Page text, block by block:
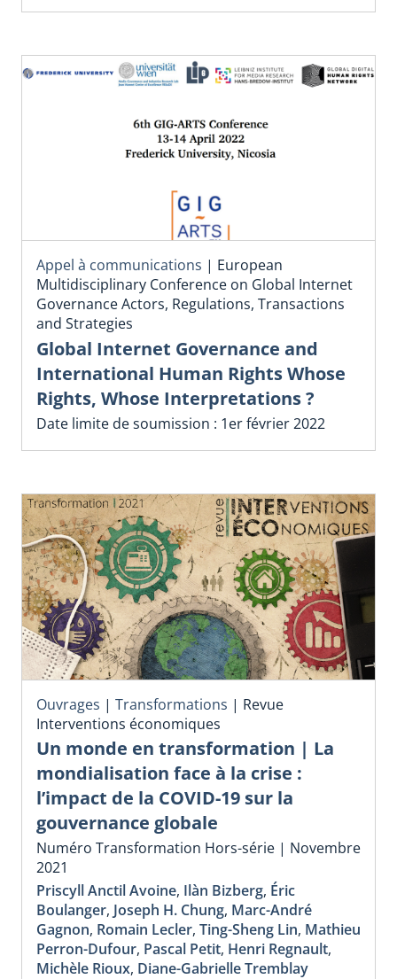
Appel à communications | European
Multidisciplinary Conference on Global Internet
Governance Actors, Regulations, Transactions
and Strategies
Global Internet Governance and
International Human Rights Whose
Rights, Whose Interpretations ?
Date limite de soumission : 1er février 2022
Ouvrages | Transformations | Revue
Interventions économiques
Un monde en transformation | La
mondialisation face à la crise :
l’impact de la COVID-19 sur la
gouvernance globale
Numéro Transformation Hors-série | Novembre
2021
Priscyll Anctil Avoine, Ilàn Bizberg, Éric
Boulanger, Joseph H. Chung, Marc-André
Gagnon, Romain Lecler, Ting-Sheng Lin, Mathieu
Perron-Dufour, Pascal Petit, Henri Regnault,
Michèle Rioux, Diane-Gabrielle Tremblay